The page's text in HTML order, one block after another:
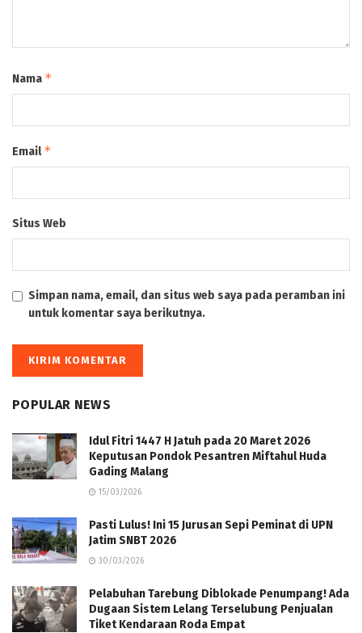
Nama *
Email*
Situs Web
Simpan nama, email, dan situs web saya pada peramban ini
untuk komentar saya berikutnya.
POPULAR NEWS
Idul Fitri 1447 H Jatuh pada 20 Maret 2026
Keputusan Pondok Pesantren Miftahul Huda
Gading Malang
15/03/2026
Pasti Lulus! Ini 15 Jurusan Sepi Peminat di UPN
Jatim SNBT 2026
30/03/2026
Pelabuhan Tarebung Diblokade Penumpang! Ada
Dugaan Sistem Lelang Terselubung Penjualan
Tiket Kendaraan Roda Empat